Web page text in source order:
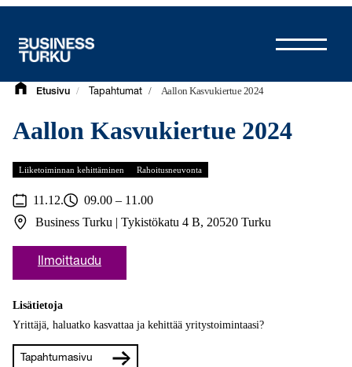
Etusivu / Tapahtumat / Aallon Kasvukiertue 2024
Aallon Kasvukiertue 2024
Liiketoiminnan kehittäminen Rahoitusneuvonta
11.12.
09.00 – 11.00
Business Turku | Tykistökatu 4 B, 20520 Turku
Ilmoittaudu
Lisätietoja
Yrittäjä, haluatko kasvattaa ja kehittää yritystoimintaasi?
Tapahtumasivu